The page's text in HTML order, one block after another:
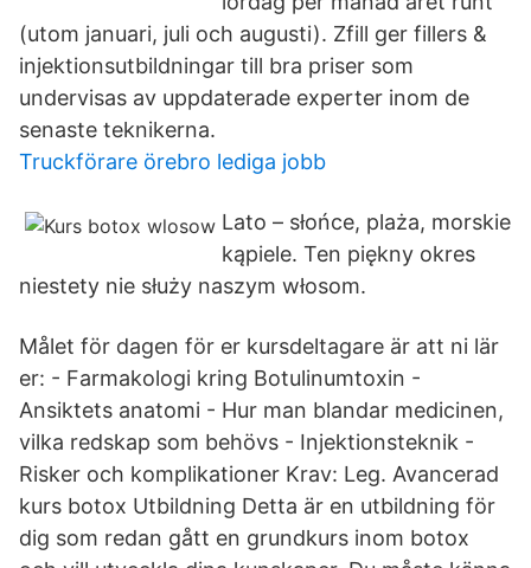
(utom januari, juli och augusti). Zfill ger fillers &
injektionsutbildningar till bra priser som
undervisas av uppdaterade experter inom de
senaste teknikerna.
Truckförare örebro lediga jobb
Lato – słońce, plaża, morskie
kąpiele. Ten piękny okres
niestety nie służy naszym włosom.
Målet för dagen för er kursdeltagare är att ni lär
er: - Farmakologi kring Botulinumtoxin -
Ansiktets anatomi - Hur man blandar medicinen,
vilka redskap som behövs - Injektionsteknik -
Risker och komplikationer Krav: Leg. Avancerad
kurs botox Utbildning Detta är en utbildning för
dig som redan gått en grundkurs inom botox